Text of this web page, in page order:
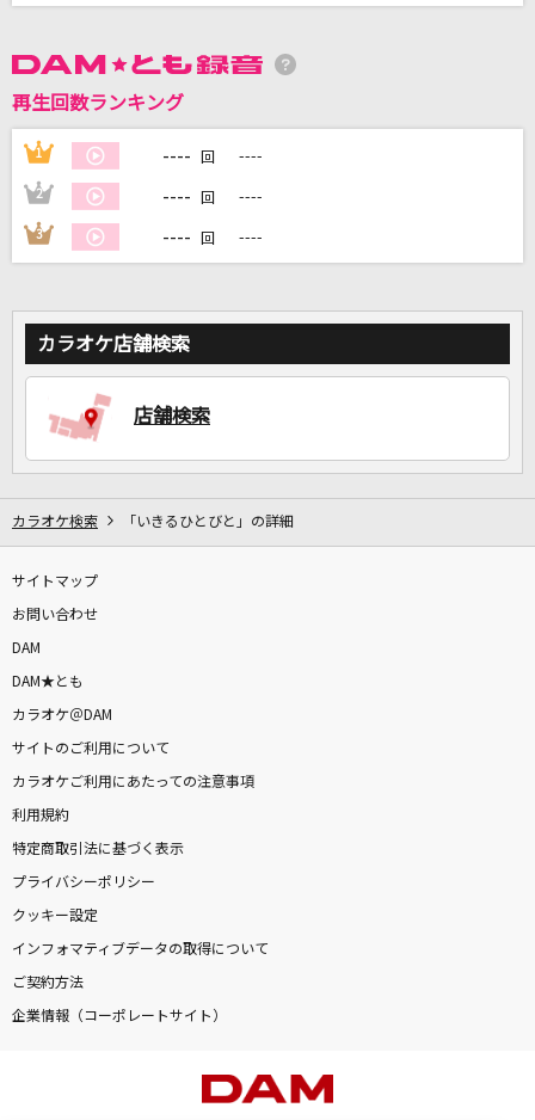
再生回数ランキング
1 ---- 回 ----
2 ---- 回 ----
3 ---- 回 ----
カラオケ店舗検索
店舗検索
カラオケ検索 「いきるひとびと」の詳細
サイトマップ
お問い合わせ
DAM
DAM★とも
カラオケ＠DAM
サイトのご利用について
カラオケご利用にあたっての注意事項
利用規約
特定商取引法に基づく表示
プライバシーポリシー
クッキー設定
インフォマティブデータの取得について
ご契約方法
企業情報（コーポレートサイト）